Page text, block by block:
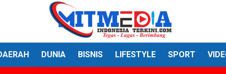
DUNIA BISNIS LIFESTYLE SPORT